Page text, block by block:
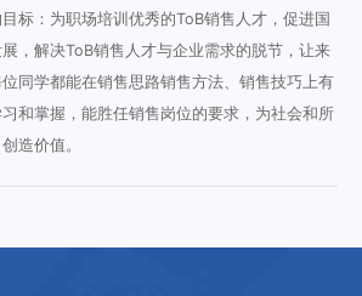
标：为职场培训优秀的ToB销售人才，促进国
展，解决ToB销售人才与企业需求的脱节，让来
同学都能在销售思路销售方法、销售技巧上有
和掌握，能胜任销售岗位的要求，为社会和所
造价值。